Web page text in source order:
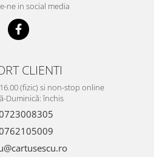
ne in social media
CLIENTI
(fizic) si non-stop online
Duminică: închis